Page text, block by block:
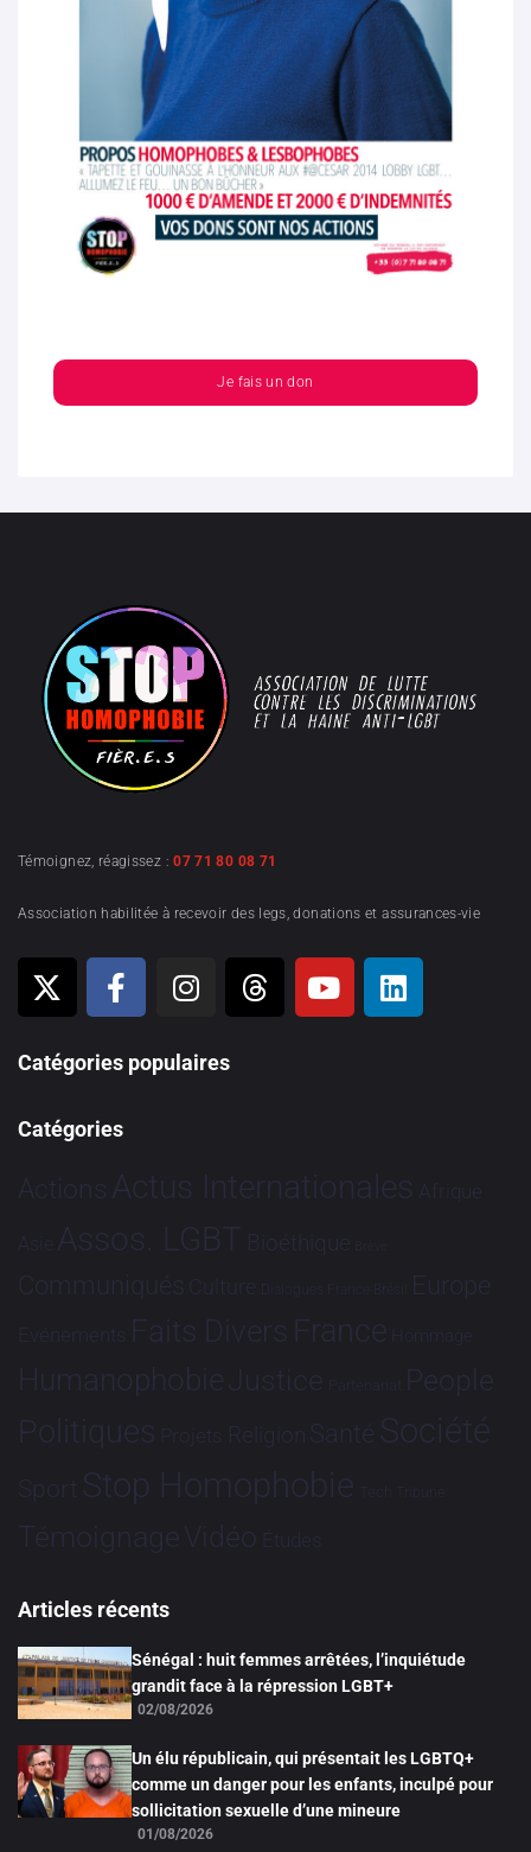
Je fais un don
Témoignez, réagissez :07 71 80 08 71
Association habilitée à recevoir des legs, donations et assurances-vie
Catégories populaires
Catégories
Actions Actus Internationales Afrique
Asie Assos. LGBT Bioéthique Brève
Communiqués Culture Dialogues France-Brésil Europe
Evénements Faits Divers France Hommage
HumanophobieJustice Partenariat People
Politiques Projets Religion Santé Société
Sport Stop Homophobie Tech Tribune
TémoignageVidéo Études
Articles récents
Sénégal : huit femmes arrêtées, l’inquiétude
grandit face à la répression LGBT+
02/08/2026
Un élu républicain, qui présentait les LGBTQ+
comme un danger pour les enfants, inculpé pour
sollicitation sexuelle d’une mineure
01/08/2026